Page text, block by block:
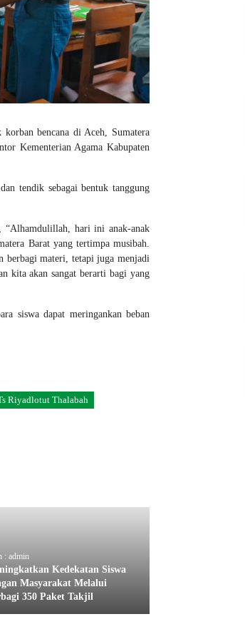
bencana di Aceh, Sumatera
Kementerian Agama Kabupaten
tendik sebagai bentuk tanggung
“Alhamdulillah, hari ini anak-anak
Barat yang tertimpa musibah.
berbagi materi, tetapi juga menjadi
kita akan sangat berarti bagi yang
siswa dapat meringankan beban
Riyadlotut Thalabah
: admin
Kedekatan Siswa
Masyarakat Melalui
350 Paket Takjil